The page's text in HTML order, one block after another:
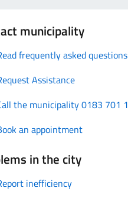
municipality
frequently asked questions
Assistance
the municipality 0183 701 1
an appointment
in the city
inefficiency